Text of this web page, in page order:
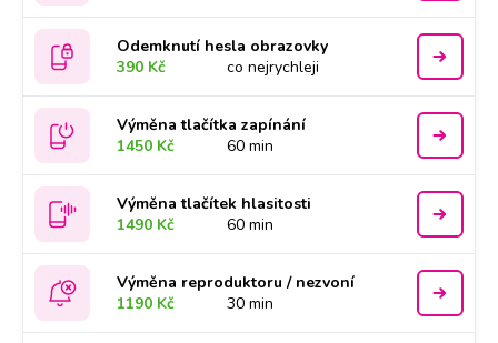
Odemknutí hesla obrazovky
390 Kč
co nejrychleji
Výměna tlačítka zapínání
1450 Kč
60 min
Výměna tlačítek hlasitosti
1490 Kč
60 min
Výměna reproduktoru / nezvoní
1190 Kč
30 min